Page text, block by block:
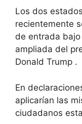
Los dos
recientemente
de entrada
ampliada del
Donald Trump .
En
aplicarían las
ciudadanos